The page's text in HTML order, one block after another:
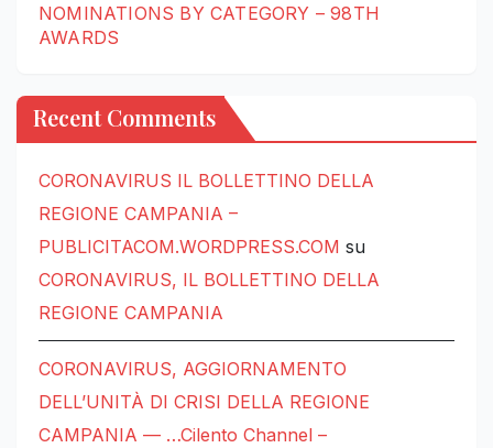
NOMINATIONS BY CATEGORY – 98TH
AWARDS
Recent Comments
CORONAVIRUS IL BOLLETTINO DELLA
REGIONE CAMPANIA –
PUBLICITACOM.WORDPRESS.COM su
CORONAVIRUS, IL BOLLETTINO DELLA
REGIONE CAMPANIA
CORONAVIRUS, AGGIORNAMENTO
DELL’UNITÀ DI CRISI DELLA REGIONE
CAMPANIA — …Cilento Channel –